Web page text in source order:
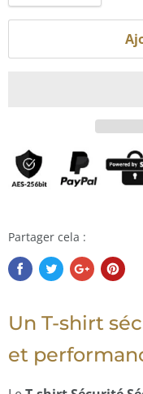
Partager cela :
Un T-shirt
et